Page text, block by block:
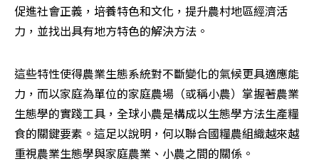
促進社會正義，培養特色和文化，提升農村地區經濟活
力，並找出具有地方特色的解決方法。
這些特性使得農業生態系統對不斷變化的氣候更具適應能
力，而以家庭為單位的家庭農場（或稱小農）掌握著農業
生態學的實踐工具，全球小農是構成以生態學方法生產糧
食的關鍵要素。這足以說明，何以聯合國糧農組織越來越
重視農業生態學與家庭農業、小農之間的關係。